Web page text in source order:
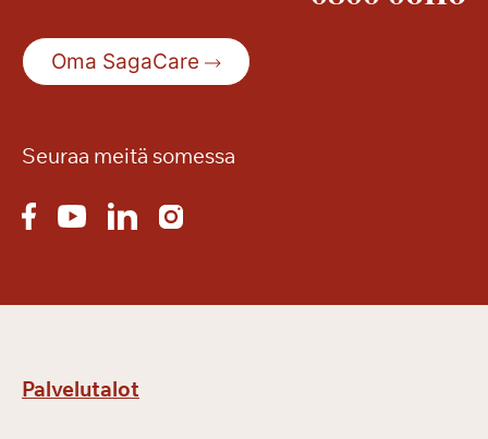
Oma SagaCare
Seuraa meitä somessa
Palvelutalot